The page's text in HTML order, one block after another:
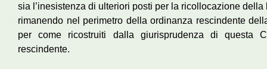
sia l’inesistenza di ulteriori posti per la ricollocazione
rimanendo nel perimetro della ordinanza rescindente
per come ricostruiti dalla giurisprudenza di questa
rescindente.